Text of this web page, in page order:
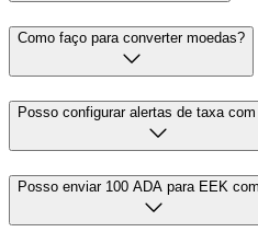
Como faço para converter moedas?
Posso configurar alertas de taxa
Posso enviar 100 ADA para EEK